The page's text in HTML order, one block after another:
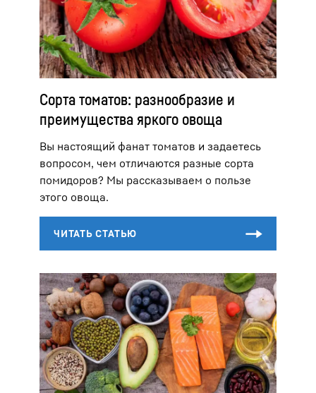
Сорта томатов: разнообразие и
преимущества яркого овоща
Вы настоящий фанат томатов и задаетесь
вопросом, чем отличаются разные сорта
помидоров? Мы рассказываем о пользе
этого овоща.